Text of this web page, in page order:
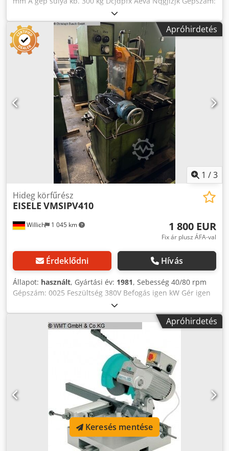
Apróhirdetés
1 /3
Willich 1 045 km
Hideg körfűrész
EISELE VMSIPV410
1 800 EUR
Fix ár plusz ÁFA-val
Érdeklődni Hívás
Állapot: használt, Gyártási év: 1981, Sebesség 40/80 rpm
Gépszám: 0025 Feszültség 380V Befogás igen kW Gér igen
Súlya 700 kg Dcodpfxevu Hlke Aizsk
Apróhirdetés
Keresés mentése